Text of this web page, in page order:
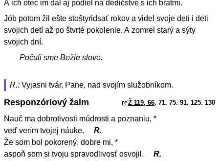
A ich otec im dal aj podiel na dedičstve s ich bratmi.
Jób potom žil ešte stoštyridsať rokov a videl svoje deti i deti
svojich detí až po štvrté pokolenie. A zomrel starý a sýty
svojich dní.
Počuli sme Božie slovo.
R.: Vyjasni tvár, Pane, nad svojím služobníkom.
Responzóriový žalm Ž 119, 66. 71. 75. 91. 125. 130
Nauč ma dobrotivosti múdrosti a poznaniu, *
veď verím tvojej náuke.
R.
Že som bol pokorený, dobre mi, *
aspoň som si tvoju spravodlivosť osvojil.
R.